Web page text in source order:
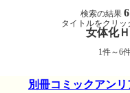
検索の結果
タイトルをクリ
女体化
1件～6
別冊コミックアン